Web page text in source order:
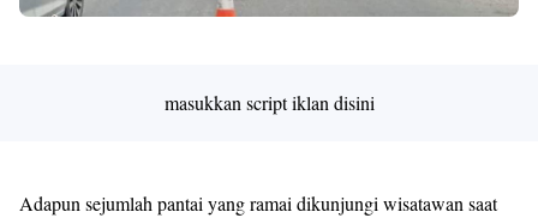
masukkan script iklan disini
Adapun sejumlah pantai yang ramai dikunjungi wisatawan saat